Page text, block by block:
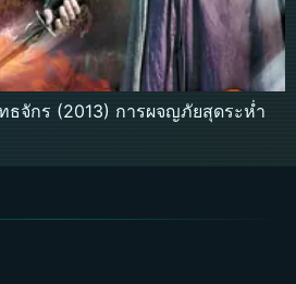
ธจักร (2013) การผจญภัยสุดระห่ำ